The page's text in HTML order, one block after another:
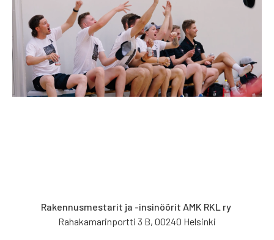
Rakennusmestarit ja -insinöörit AMK RKL ry
Rahakamarinportti 3 B, 00240 Helsinki